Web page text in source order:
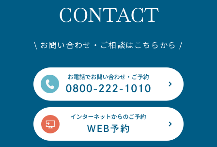
CONTACT
\ お問い合わせ・ご相談はこちらから /